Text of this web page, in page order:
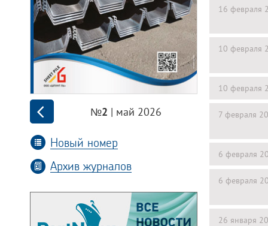
№2 | май 2026
Новый номер
Архив журналов
16 февраля
10 февраля
10 февраля
7 февраля
6 февраля
6 февраля
26 января